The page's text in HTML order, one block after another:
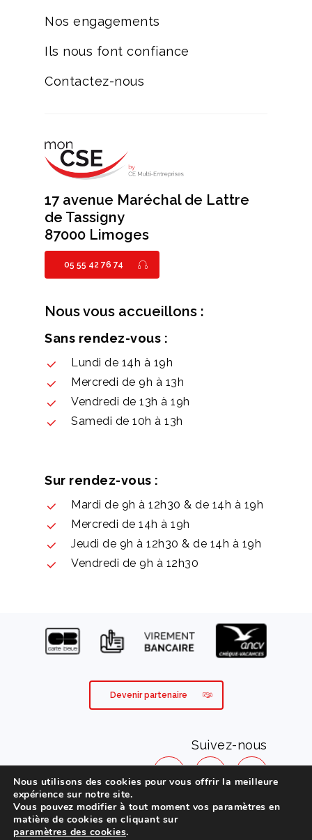
Nos engagements
Ils nous font confiance
Contactez-nous
17 avenue Maréchal de Lattre
de Tassigny
87000 Limoges
05 55 42 76 74
Nous vous accueillons :
Sans rendez-vous :
Lundi de 14h à 19h
Mercredi de 9h à 13h
Vendredi de 13h à 19h
Samedi de 10h à 13h
Sur rendez-vous :
Mardi de 9h à 12h30 & de 14h à 19h
Mercredi de 14h à 19h
Jeudi de 9h à 12h30 & de 14h à 19h
Vendredi de 9h à 12h30
Devenir partenaire
Suivez-nous
Mentions légales
Nous utilisons des cookies pour vous offrir la meilleure
expérience sur notre site.
Vous pouvez modifier à tout moment vos paramètres en
matière de cookies en cliquant sur
paramètres des cookies.